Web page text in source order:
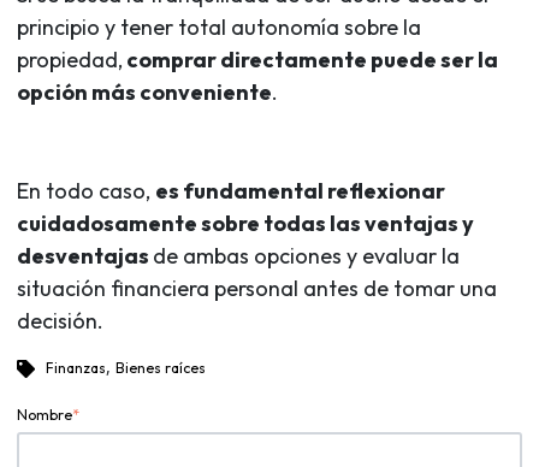
principio y tener total autonomía sobre la
propiedad, comprar directamente puede ser la
opción más conveniente.
En todo caso, es fundamental reflexionar
cuidadosamente sobre todas las ventajas y
desventajas de ambas opciones y evaluar la
situación financiera personal antes de tomar una
decisión.
Finanzas, Bienes raíces
Nombre*